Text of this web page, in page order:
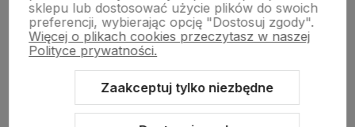
Sklep internetowy Shoper.pl Szablon Shoper Modern 3.0™
sklepu lub dostosować użycie plików do swoich
preferencji, wybierając opcję "Dostosuj zgody".
Więcej o plikach cookies przeczytasz w naszej
Polityce prywatności.
Zaakceptuj tylko niezbędne